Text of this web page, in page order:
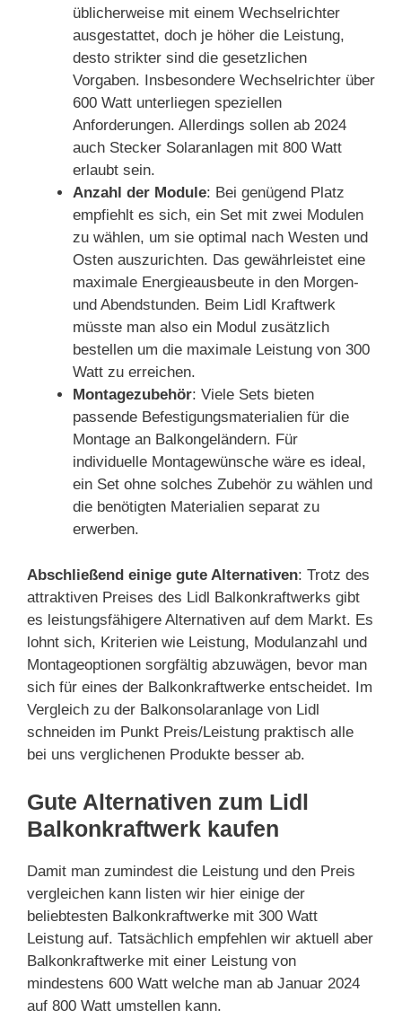
üblicherweise mit einem Wechselrichter
ausgestattet, doch je höher die Leistung,
desto strikter sind die gesetzlichen
Vorgaben. Insbesondere Wechselrichter über
600 Watt unterliegen speziellen
Anforderungen. Allerdings sollen ab 2024
auch Stecker Solaranlagen mit 800 Watt
erlaubt sein.
Anzahl der Module: Bei genügend Platz
empfiehlt es sich, ein Set mit zwei Modulen
zu wählen, um sie optimal nach Westen und
Osten auszurichten. Das gewährleistet eine
maximale Energieausbeute in den Morgen-
und Abendstunden. Beim Lidl Kraftwerk
müsste man also ein Modul zusätzlich
bestellen um die maximale Leistung von 300
Watt zu erreichen.
Montagezubehör: Viele Sets bieten
passende Befestigungsmaterialien für die
Montage an Balkongeländern. Für
individuelle Montagewünsche wäre es ideal,
ein Set ohne solches Zubehör zu wählen und
die benötigten Materialien separat zu
erwerben.
Abschließend einige gute Alternativen: Trotz des
attraktiven Preises des Lidl Balkonkraftwerks gibt
es leistungsfähigere Alternativen auf dem Markt. Es
lohnt sich, Kriterien wie Leistung, Modulanzahl und
Montageoptionen sorgfältig abzuwägen, bevor man
sich für eines der Balkonkraftwerke entscheidet. Im
Vergleich zu der Balkonsolaranlage von Lidl
schneiden im Punkt Preis/Leistung praktisch alle
bei uns verglichenen Produkte besser ab.
Gute Alternativen zum Lidl
Balkonkraftwerk kaufen
Damit man zumindest die Leistung und den Preis
vergleichen kann listen wir hier einige der
beliebtesten Balkonkraftwerke mit 300 Watt
Leistung auf. Tatsächlich empfehlen wir aktuell aber
Balkonkraftwerke mit einer Leistung von
mindestens 600 Watt welche man ab Januar 2024
auf 800 Watt umstellen kann.